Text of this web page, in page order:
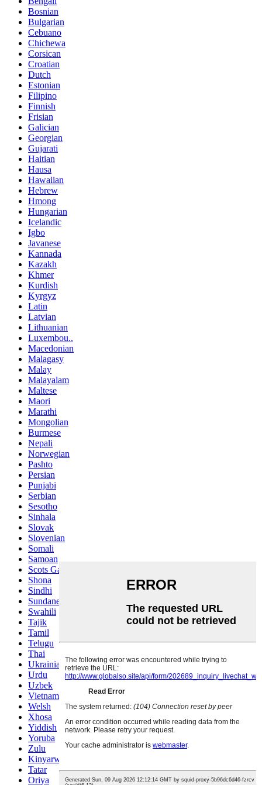
Bosnian
Bulgarian
Cebuano
Chichewa
Corsican
Croatian
Dutch
Estonian
Filipino
Finnish
Frisian
Galician
Georgian
Gujarati
Haitian
Hausa
Hawaiian
Hebrew
Hmong
Hungarian
Icelandic
Igbo
Javanese
Kannada
Kazakh
Khmer
Kurdish
Kyrgyz
Latin
Latvian
Lithuanian
Luxembou..
Macedonian
Malagasy
Malay
Malayalam
Maltese
Maori
Marathi
Mongolian
Burmese
Nepali
Norwegian
Pashto
Persian
Punjabi
Serbian
Sesotho
Sinhala
Slovak
Slovenian
Somali
Samoan
Scots Gaelic
Shona
Sindhi
Sundanese
Swahili
Tajik
Tamil
Telugu
Thai
Ukrainian
Urdu
Uzbek
Vietnamese
Welsh
Xhosa
Yiddish
Yoruba
Zulu
Kinyarwanda
Tatar
Oriya